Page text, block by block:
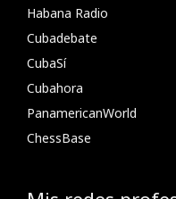
Habana Radio
Cubadebate
CubaSí
Cubahora
PanamericanWorld
ChessBase